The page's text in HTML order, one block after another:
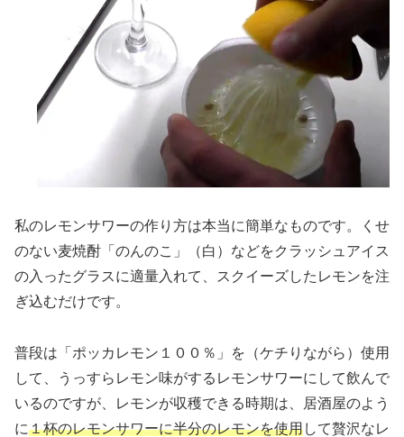
私のレモンサワーの作り方は本当に簡単なものです。くせ
のない麦焼酎「のんのこ」（白）などをクラッシュアイス
の入ったグラスに適量入れて、スクイーズしたレモンを注
ぎ込むだけです。
普段は「ポッカレモン１００％」を（ケチりながら）使用
して、うっすらレモン味がするレモンサワーにして飲んで
いるのですが、レモンが収穫できる時期は、居酒屋のよう
に１杯のレモンサワーに半分のレモンを使用して贅沢なレ